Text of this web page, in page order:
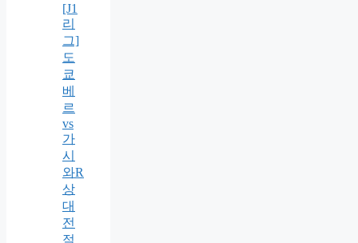
[J1
리
그]
도
쿄
베
르
vs
가
시
와R
상
대
전
적